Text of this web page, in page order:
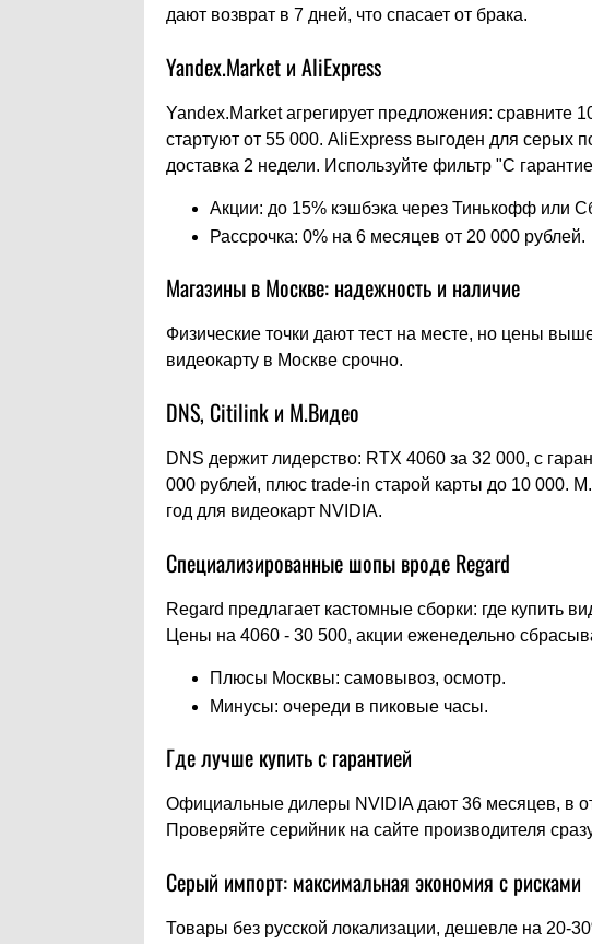
дают возврат в 7 дней, что спасает от брака.
Yandex.Market и AliExpress
Yandex.Market агрегирует предложения: сравните
стартуют от 55 000. AliExpress выгоден для серых
доставка 2 недели. Используйте фильтр "С
Акции: до 15% кэшбэка через Тинькофф или
Рассрочка: 0% на 6 месяцев от 20 000 рублей.
Магазины в Москве: надежность и наличие
Физические точки дают тест на месте, но цены
видеокарту в Москве срочно.
DNS, Citilink и М.Видео
DNS держит лидерство: RTX 4060 за 32 000, с
000 рублей, плюс trade-in старой карты до 10 000.
год для видеокарт NVIDIA.
Специализированные шопы вроде Regard
Regard предлагает кастомные сборки: где купить
Цены на 4060 - 30 500, акции еженедельно
Плюсы Москвы: самовывоз, осмотр.
Минусы: очереди в пиковые часы.
Где лучше купить с гарантией
Официальные дилеры NVIDIA дают 36 месяцев, в
Проверяйте серийник на сайте производителя
Серый импорт: максимальная экономия с рисками
Товары без русской локализации, дешевле на 20-